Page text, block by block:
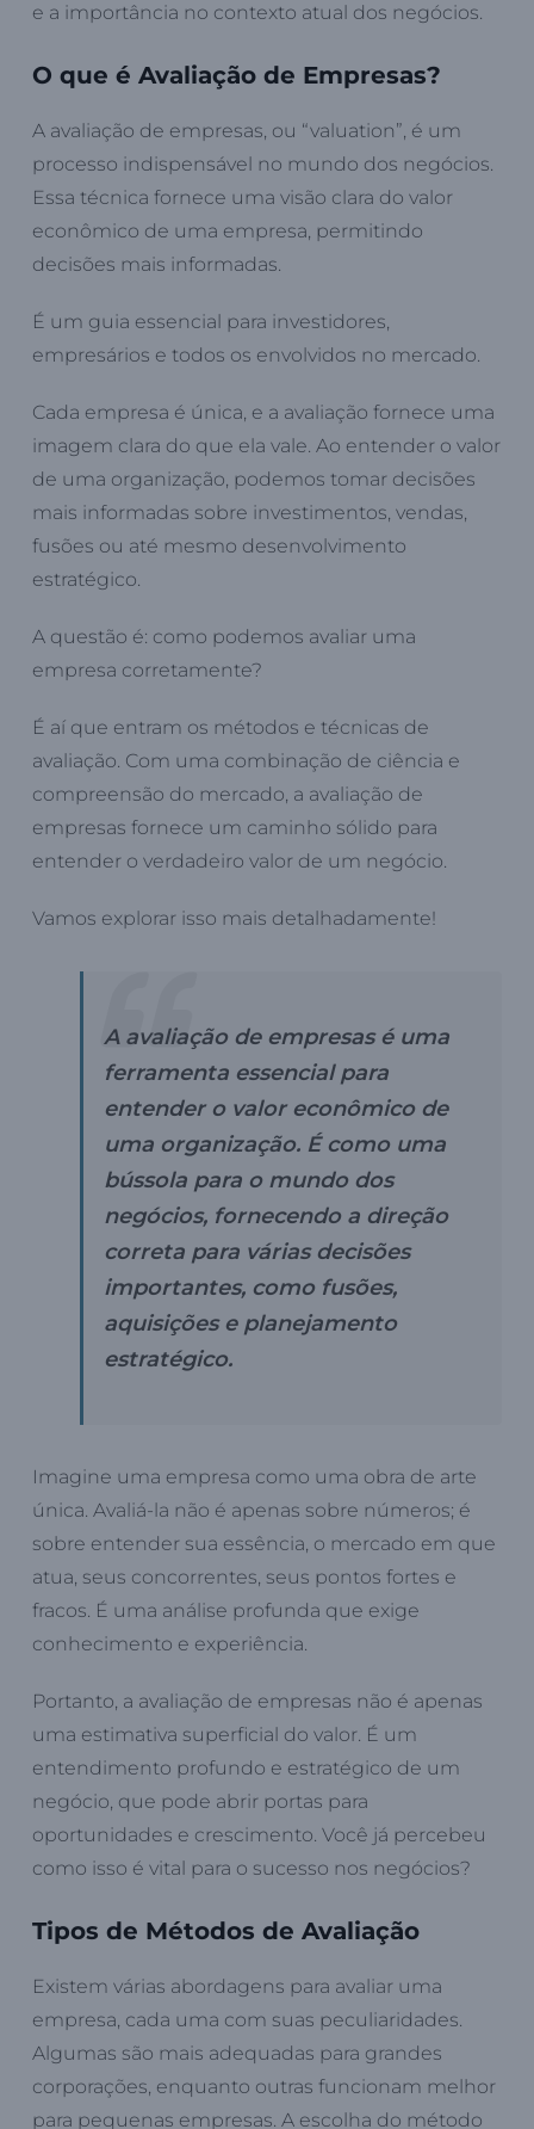
e a importância no contexto atual dos negócios.
O que é Avaliação de Empresas?
A avaliação de empresas, ou “valuation”, é um
processo indispensável no mundo dos negócios.
Essa técnica fornece uma visão clara do valor
econômico de uma empresa, permitindo
decisões mais informadas.
É um guia essencial para investidores,
empresários e todos os envolvidos no mercado.
Cada empresa é única, e a avaliação fornece uma
imagem clara do que ela vale. Ao entender o valor
de uma organização, podemos tomar decisões
mais informadas sobre investimentos, vendas,
fusões ou até mesmo desenvolvimento
estratégico.
A questão é: como podemos avaliar uma
empresa corretamente?
É aí que entram os métodos e técnicas de
avaliação. Com uma combinação de ciência e
compreensão do mercado, a avaliação de
empresas fornece um caminho sólido para
entender o verdadeiro valor de um negócio.
Vamos explorar isso mais detalhadamente!
A avaliação de empresas é uma
ferramenta essencial para
entender o valor econômico de
uma organização. É como uma
bússola para o mundo dos
negócios, fornecendo a direção
correta para várias decisões
importantes, como fusões,
aquisições e planejamento
estratégico.
Imagine uma empresa como uma obra de arte
única. Avaliá-la não é apenas sobre números; é
sobre entender sua essência, o mercado em que
atua, seus concorrentes, seus pontos fortes e
fracos. É uma análise profunda que exige
conhecimento e experiência.
Portanto, a avaliação de empresas não é apenas
uma estimativa superficial do valor. É um
entendimento profundo e estratégico de um
negócio, que pode abrir portas para
oportunidades e crescimento. Você já percebeu
como isso é vital para o sucesso nos negócios?
Tipos de Métodos de Avaliação
Existem várias abordagens para avaliar uma
empresa, cada uma com suas peculiaridades.
Algumas são mais adequadas para grandes
corporações, enquanto outras funcionam melhor
para pequenas empresas. A escolha do método